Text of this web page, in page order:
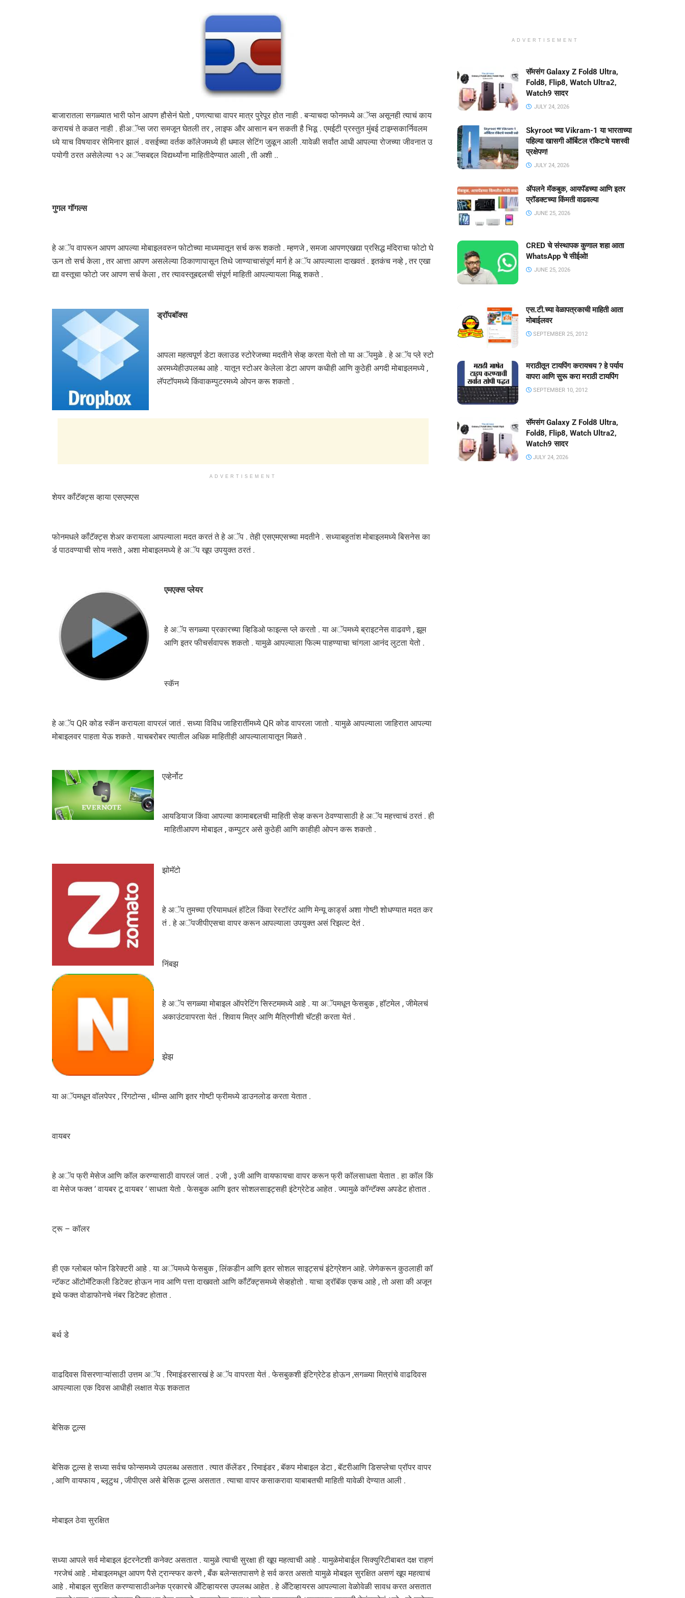
बाजारातला सगळ्यात भारी फोन आपण हौसेनं घेतो , पणत्याचा वापर मात्र पुरेपूर होत नाही . बऱ्याचदा फोनमध्ये अॅप्स असूनही त्याचं काय
करायचं ते कळत नाही . हीअॅप्स जरा समजून घेतली तर , लाइफ और आसान बन सकती है भिडू . एमईटी प्रस्तुत मुंबई टाइम्सकार्निवलम
ध्ये याच विषयावर सेमिनार झालं . वसईच्या वर्तक कॉलेजमध्ये ही धमाल सेटिंग जुळून आली .यावेळी सर्वांत आधी आपल्या रोजच्या जीवनात उ
पयोगी ठरत असेलेल्या १२ अॅप्सबद्दल विद्यर्थ्यांना माहितीदेण्यात आली , ती अशी ..
गुगल गॉगल्स
हे अॅप वापरून आपण आपल्या मोबाइलवरुन फोटोच्या माध्यमातून सर्च करू शकतो . म्हणजे , समजा आपणएखद्या प्रसिद्ध मंदिराचा फोटो घे
ऊन तो सर्च केला , तर आत्ता आपण असलेल्या ठिकाणापासून तिथे जाण्याचासंपूर्ण मार्ग हे अॅप आपल्याला दाखवतं . इतकंच नव्हे , तर एखा
द्या वस्तूचा फोटो जर आपण सर्च केला , तर त्यावस्तूबद्दलची संपूर्ण माहिती आपल्यायला मिळू शकते .
ड्रॉपबॉक्स
आपला महत्वपूर्ण डेटा क्लाउड स्टोरेजच्या मदतीने सेव्ह करता येतो तो या अॅपमुळे . हे अॅप प्ले स्टो
अरमध्येहीउपलब्ध आहे . यातून स्टोअर केलेला डेटा आपण कधीही आणि कुठेही अगदी मोबाइलमध्ये ,
लॅपटॉपमध्ये किंवाकम्पुटरमध्ये ओपन करू शकतो .
ADVERTISEMENT
शेयर कॉंटॅक्ट्स व्हाया एसएमएस
फोनमधले कॉंटॅक्ट्स शेअर करायला आपल्याला मदत करतं ते हे अॅप . तेही एसएमएसच्या मदतीने . सध्याबहुतांश मोबाइलमध्ये बिसनेस का
र्ड पाठवण्याची सोय नसते , अशा मोबाइलमध्ये हे अॅप खूप उपयुक्त ठरतं .
एमएक्स प्लेयर
हे अॅप सगळ्या प्रकारच्या व्हिडिओ फाइल्स प्ले करतो . या अॅपमध्ये ब्राइटनेस वाढवणे , झूम
आणि इतर फीचर्सवापरू शकतो . यामुळे आपल्याला फिल्म पाहण्याचा चांगला आनंद लुटता येतो .
स्कॅन
हे अॅप QR कोड स्कॅन करायला वापरलं जातं . सध्या विविध जाहिरातींमध्ये QR कोड वापरला जातो . यामुळे आपल्याला जाहिरात आपल्या
मोबाइलवर पाहता येऊ शकते . याचबरोबर त्यातील अधिक माहितीही आपल्यालायातून मिळते .
एव्हेर्नोट
आयडियाज किंवा आपल्या कामाबद्दलची माहिती सेव्ह करून ठेवण्यासाठी हे अॅप महत्त्वाचं ठरतं . ही
माहितीआपण मोबाइल , कम्पुटर असे कुठेही आणि काहीही ओपन करू शकतो .
झोमॅटो
हे अॅप तुमच्या एरियामधलं हॉटेल किंवा रेस्टॉरंट आणि मेन्यू कार्ड्स अशा गोष्टी शोधण्यात मदत कर
तं . हे अॅपजीपीएसचा वापर करून आपल्याला उपयुक्त असं रिझल्ट देतं .
निंबझ
हे अॅप सगळ्या मोबाइल ऑपरेटिंग सिस्टममध्ये आहे . या अॅपमधून फेसबुक , हॉटमेल , जीमेलचं
अकाउंटवापरता येतं . शिवाय मित्र आणि मैत्रिणीशी चॅटही करता येतं .
झेझ
या अॅपमधून वॉलपेपर , रिंगटोन्स , थीम्स आणि इतर गोष्टी फ्रीमध्ये डाउनलोड करता येतात .
वायबर
हे अॅप फ्री मेसेज आणि कॉल करण्यासाठी वापरलं जातं . २जी , ३जी आणि वायफायचा वापर करून फ्री कॉलसाधता येतात . हा कॉल किं
वा मेसेज फक्त ‘ वायबर टू वायबर ‘ साधता येतो . फेसबुक आणि इतर सोशलसाइट्सही इंटेग्रेटेड आहेत . ज्यामुळे कॉन्टॅक्स अपडेट होतात .
ट्रू – कॉलर
ही एक ग्लोबल फोन डिरेक्टरी आहे . या अॅपमध्ये फेसबुक , लिंकडीन आणि इतर सोशल साइट्सचं इंटेग्रेशन आहे. जेणेकरून कुठलाही कॉ
न्टॅकट ऑटोमॅटिकली डिटेक्ट होऊन नाव आणि पत्ता दाखवतो आणि कॉंटॅक्ट्समध्ये सेव्हहोतो . याचा ड्रॉबॅक एकच आहे , तो असा की अजून
इथे फक्त वोडाफोनचे नंबर डिटेक्ट होतात .
बर्थ डे
वाढदिवस विसरणाऱ्यांसाठी उत्तम अॅप . रिमाइंडरसारखं हे अॅप वापरता येतं . फेसबुकशी इंटिग्रेटेड होऊन ,सगळ्या मित्रांचे वाढदिवस
आपल्याला एक दिवस आधीही लक्षात येऊ शकतात
बेसिक टूल्स
बेसिक टूल्स हे सध्या सर्वच फोन्समध्ये उपलब्ध असतात . त्यात कॅलेंडर , रिमाइंडर , बॅकप मोबाइल डेटा , बॅटरीआणि डिसप्लेचा प्रॉपर वापर
, आणि वायफाय , ब्लूटुथ , जीपीएस असे बेसिक टूल्स असतात . त्याचा वापर कसाकरावा याबाबतची माहिती यावेळी देण्यात आली .
मोबाइल ठेवा सुरक्षित
सध्या आपले सर्व मोबाइल इंटरनेटशी कनेक्ट असतात . यामुळे त्याची सुरक्षा ही खूप महत्वाची आहे . यामुळेमोबाईल सिक्युरिटीबाबत दक्ष राहणं
गरजेचं आहे . मोबाइलमधून आपण पैसे ट्रान्स्फर करणे , बँक बलेन्सतपासणे हे सर्व करत असतो यामुळे मोबइल सुरक्षित असणं खूप महत्वाचं
आहे . मोबाइल सुरक्षित करण्यासाठीअनेक प्रकारचे अँटिव्हायरस उपलब्ध आहेत . हे अँटिव्हायरस आपल्याला वेळोवेळी सावध करत असतात
ADVERTISEMENT
सॅमसंग Galaxy Z Fold8 Ultra,
Fold8, Flip8, Watch Ultra2,
Watch9 सादर
JULY 24, 2026
Skyroot च्या Vikram-1 या भारताच्या
पहिल्या खासगी ऑर्बिटल रॉकेटचे यशस्वी
प्रक्षेपण!
JULY 24, 2026
ॲपलने मॅकबुक, आयपॅडच्या आणि इतर
प्रॉडक्टच्या किंमती वाढवल्या
JUNE 25, 2026
CRED चे संस्थापक कुणाल शहा आता
WhatsApp चे सीईओ!
JUNE 25, 2026
एस.टी.च्या वेळापत्रकाची माहिती आता
मोबाईलवर
SEPTEMBER 25, 2012
मराठीतून टायपिंग करायचय ? हे पर्याय
वापरा आणि सुरू करा मराठी टायपिंग
SEPTEMBER 10, 2012
सॅमसंग Galaxy Z Fold8 Ultra,
Fold8, Flip8, Watch Ultra2,
Watch9 सादर
JULY 24, 2026